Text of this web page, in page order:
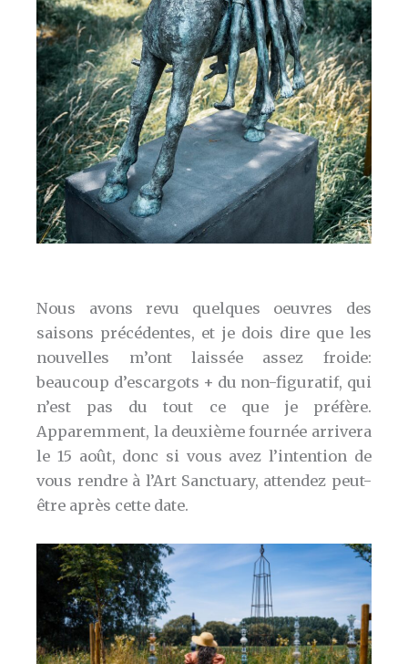
Nous avons revu quelques oeuvres des
saisons précédentes, et je dois dire que les
nouvelles m’ont laissée assez froide:
beaucoup d’escargots + du non-figuratif, qui
n’est pas du tout ce que je préfère.
Apparemment, la deuxième fournée arrivera
le 15 août, donc si vous avez l’intention de
vous rendre à l’Art Sanctuary, attendez peut-
être après cette date.